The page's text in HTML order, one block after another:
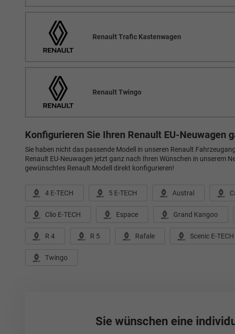
Renault Trafic Kastenwagen
Renault Twingo
Konfigurieren Sie Ihren Renault EU-Neuwagen
Sie haben nicht das passende Modell in unseren Renault
Renault EU-Neuwagen jetzt ganz nach Ihren Wünschen in unserem
gewünschtes Renault Modell direkt konfigurieren!
4 E-TECH 5 E-TECH Austral
Clio E-TECH Espace Grand Kangoo
R 4 R 5 Rafale Scenic E-TECH
Twingo
Sie wünschen eine